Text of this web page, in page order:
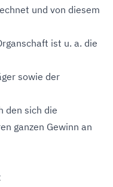
und von diesem
ist u. a. die
sowie der
den sich die
ganzen Gewinn an